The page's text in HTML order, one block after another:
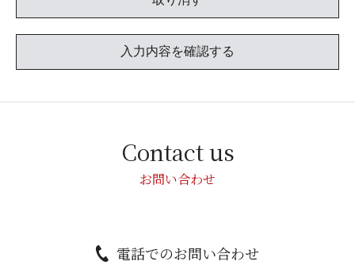
Contact us
お問い合わせ
電話でのお問い合わせ